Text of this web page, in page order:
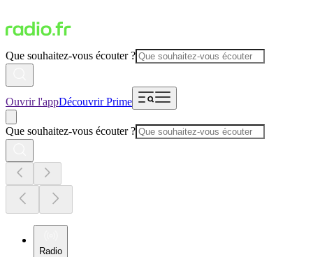
Que souhaitez-vous écouter ?
Ouvrir l'appDécouvrir Prime
Que souhaitez-vous écouter ?
Radio